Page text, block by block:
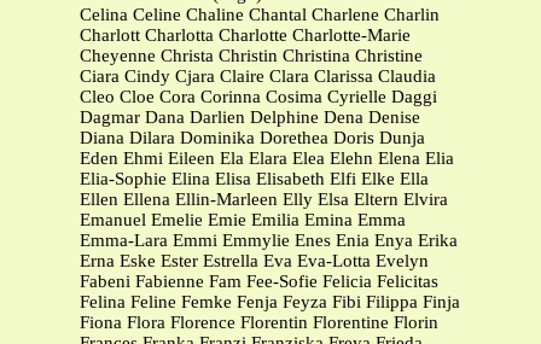
Celina Celine Chaline Chantal Charlene Charlin
Charlott Charlotta Charlotte Charlotte-Marie
Cheyenne Christa Christin Christina Christine
Ciara Cindy Cjara Claire Clara Clarissa Claudia
Cleo Cloe Cora Corinna Cosima Cyrielle Daggi
Dagmar Dana Darlien Delphine Dena Denise
Diana Dilara Dominika Dorethea Doris Dunja
Eden Ehmi Eileen Ela Elara Elea Elehn Elena Elia
Elia-Sophie Elina Elisa Elisabeth Elfi Elke Ella
Ellen Ellena Ellin-Marleen Elly Elsa Eltern Elvira
Emanuel Emelie Emie Emilia Emina Emma
Emma-Lara Emmi Emmylie Enes Enia Enya Erika
Erna Eske Ester Estrella Eva Eva-Lotta Evelyn
Fabeni Fabienne Fam Fee-Sofie Felicia Felicitas
Felina Feline Femke Fenja Feyza Fibi Filippa Finja
Fiona Flora Florence Florentin Florentine Florin